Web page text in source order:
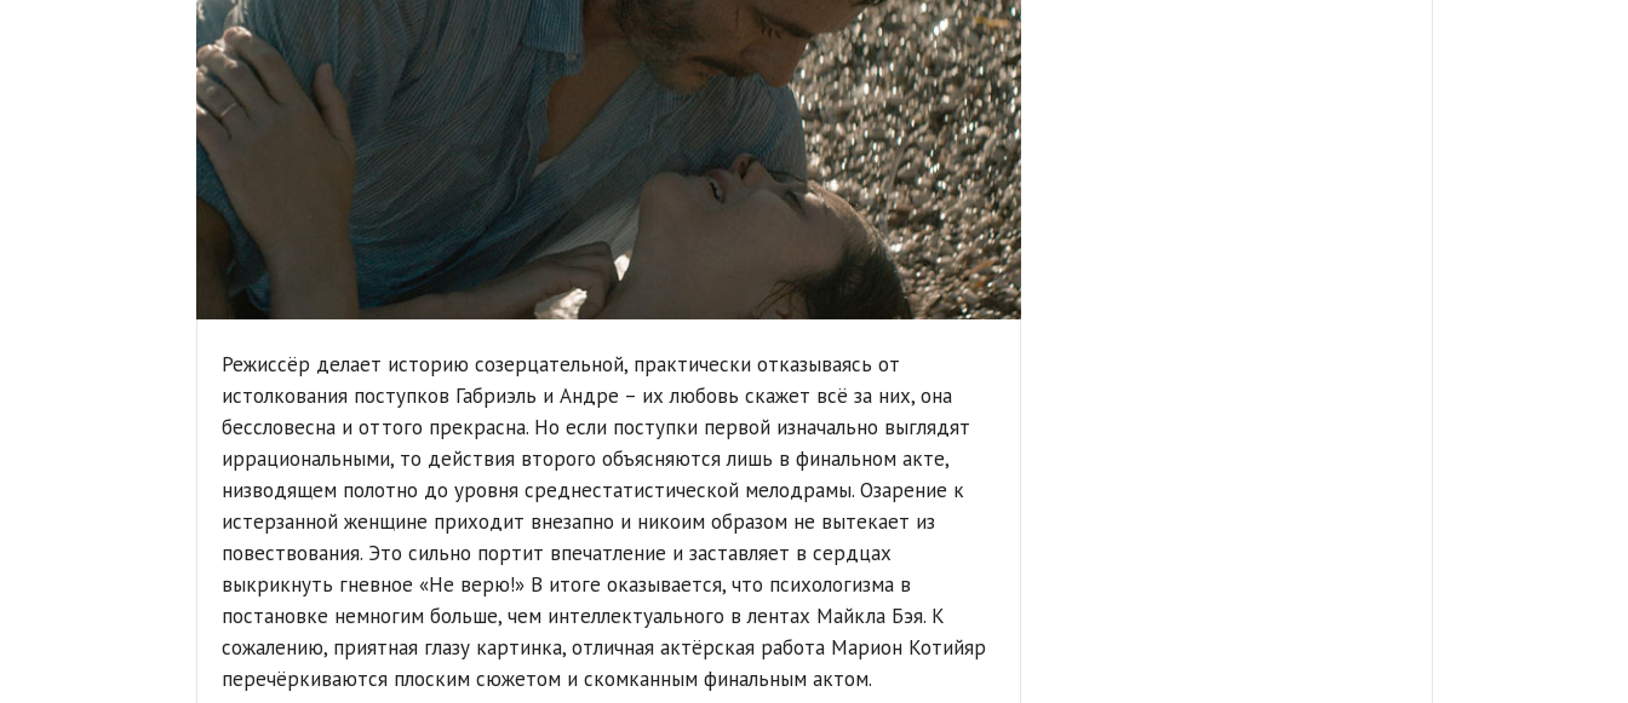
Режиссёр делает историю созерцательной, практически отказываясь от
истолкования поступков Габриэль и Андре – их любовь скажет всё за них, она
бессловесна и оттого прекрасна. Но если поступки первой изначально выглядят
иррациональными, то действия второго объясняются лишь в финальном акте,
низводящем полотно до уровня среднестатистической мелодрамы. Озарение к
истерзанной женщине приходит внезапно и никоим образом не вытекает из
повествования. Это сильно портит впечатление и заставляет в сердцах
выкрикнуть гневное «Не верю!» В итоге оказывается, что психологизма в
постановке немногим больше, чем интеллектуального в лентах Майкла Бэя. К
сожалению, приятная глазу картинка, отличная актёрская работа Марион Котийяр
перечёркиваются плоским сюжетом и скомканным финальным актом.